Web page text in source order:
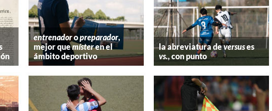
entrenadoropreparador,
mejor quemísteren el
ámbito deportivo
la abreviatura deversuses
vs., con punto